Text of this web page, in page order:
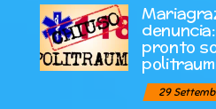
pronto
29